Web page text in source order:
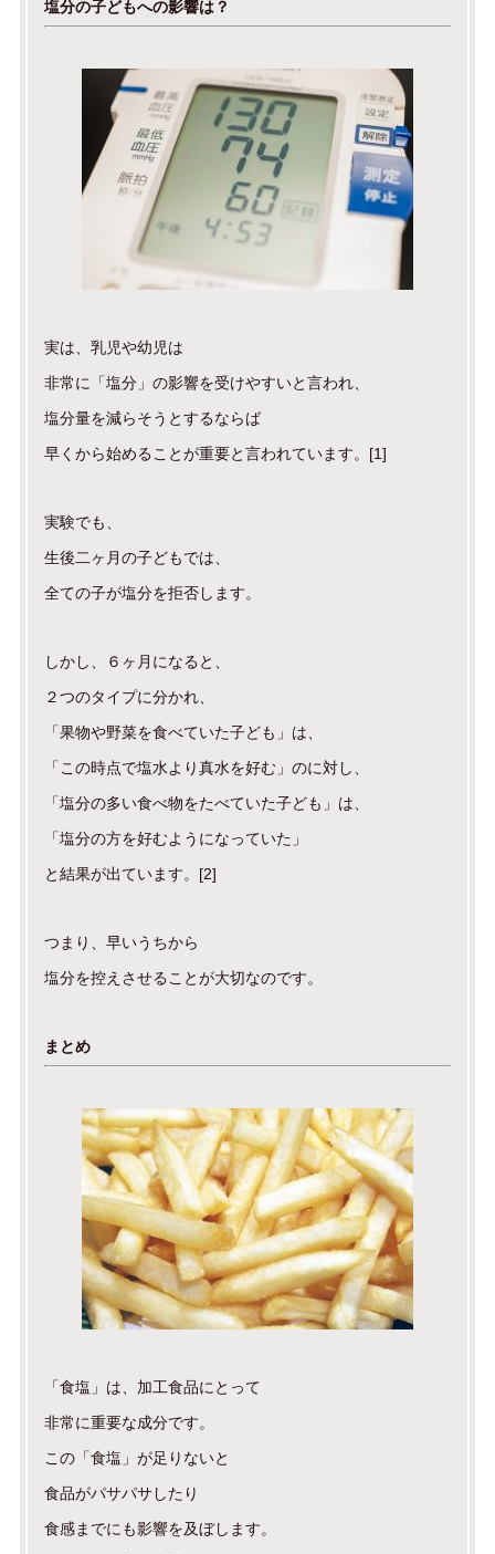
塩分の子どもへの影響は？
実は、乳児や幼児は
非常に「塩分」の影響を受けやすいと言われ、
塩分量を減らそうとするならば
早くから始めることが重要と言われています。[1]
実験でも、
生後二ヶ月の子どもでは、
全ての子が塩分を拒否します。
しかし、６ヶ月になると、
２つのタイプに分かれ、
「果物や野菜を食べていた子ども」は、
「この時点で塩水より真水を好む」のに対し、
「塩分の多い食べ物をたべていた子ども」は、
「塩分の方を好むようになっていた」
と結果が出ています。[2]
つまり、早いうちから
塩分を控えさせることが大切なのです。
まとめ
「食塩」は、加工食品にとって
非常に重要な成分です。
この「食塩」が足りないと
食品がパサパサしたり
食感までにも影響を及ぼします。